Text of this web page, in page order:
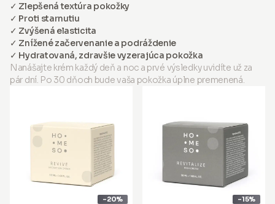
✓ Zlepšená textúra pokožky
✓ Proti starnutiu
✓ Zvýšená elasticita
✓ Znížené začervenanie a podráždenie
✓ Hydratovaná, zdravšie vyzerajúca pokožka
Nanášajte krém každý deň a noc a prvé výsledky uvidíte už za
pár dní. Po 30 dňoch bude vaša pokožka úplne premenená.
-20% -15%